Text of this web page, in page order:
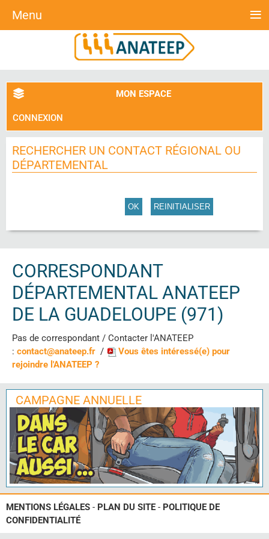
MON ESPACE
CONNEXION
RECHERCHER UN CONTACT RÉGIONAL OU
DÉPARTEMENTAL
OK REINITIALISER
CORRESPONDANT
DÉPARTEMENTAL ANATEEP
DE LA GUADELOUPE (971)
Pas de correspondant / Contacter l'ANATEEP
: contact@anateep.fr /
Vous êtes intéressé(e) pour
rejoindre l'ANATEEP ?
CAMPAGNE ANNUELLE
MENTIONS LÉGALES - PLAN DU SITE - POLITIQUE DE
CONFIDENTIALITÉ
Menu ≡